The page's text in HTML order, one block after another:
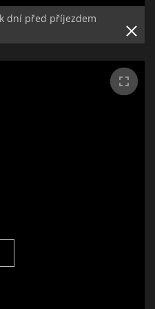
dní před příjezdem